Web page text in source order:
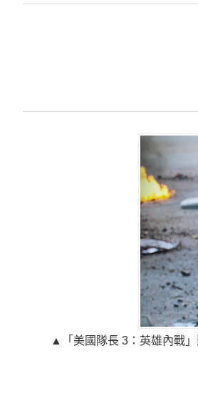
▲「美國隊長 3：英雄內戰